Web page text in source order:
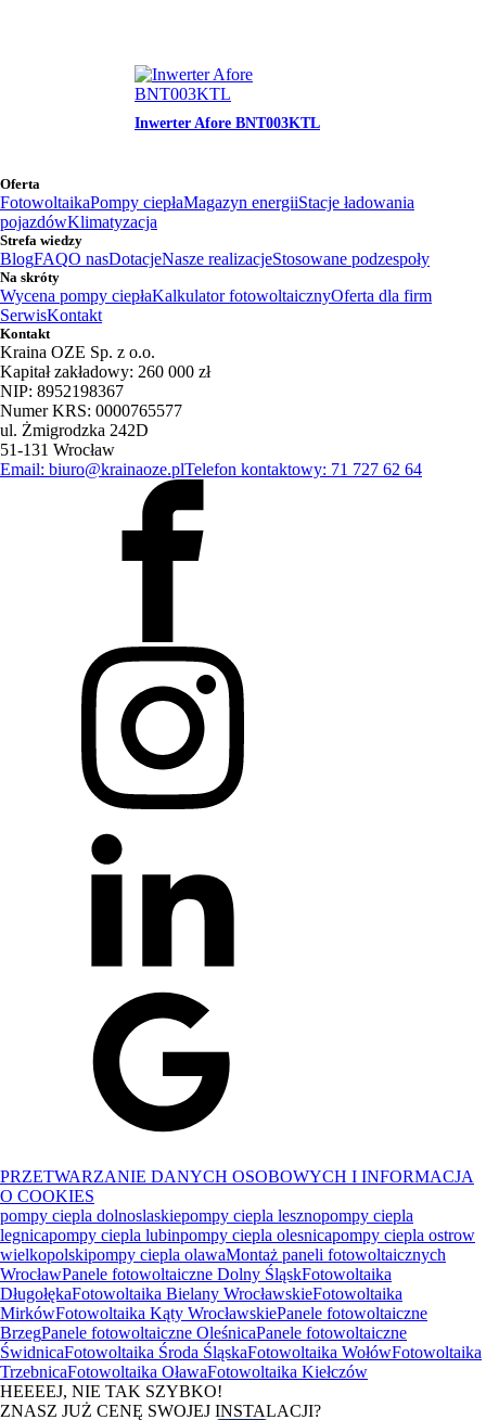
Inwerter Afore BNT003KTL
Oferta
FotowoltaikaPompy ciepłaMagazyn energiiStacje ładowania
pojazdówKlimatyzacja
Strefa wiedzy
BlogFAQO nasDotacjeNasze realizacjeStosowane podzespoły
Na skróty
Wycena pompy ciepłaKalkulator fotowoltaicznyOferta dla firm
SerwisKontakt
Kontakt
Kraina OZE Sp. z o.o.
Kapitał zakładowy: 260 000 zł
NIP: 8952198367
Numer KRS: 0000765577
ul. Żmigrodzka 242D
51-131 Wrocław
Email: biuro@krainaoze.plTelefon kontaktowy: 71 727 62 64
PRZETWARZANIE DANYCH OSOBOWYCH I INFORMACJA
O COOKIES
pompy ciepla dolnoslaskiepompy ciepla lesznopompy ciepla
legnicapompy ciepla lubinpompy ciepla olesnicapompy ciepla ostrow
wielkopolskipompy ciepla olawaMontaż paneli fotowoltaicznych
WrocławPanele fotowoltaiczne Dolny ŚląskFotowoltaika
DługołękaFotowoltaika Bielany WrocławskieFotowoltaika
MirkówFotowoltaika Kąty WrocławskiePanele fotowoltaiczne
BrzegPanele fotowoltaiczne OleśnicaPanele fotowoltaiczne
ŚwidnicaFotowoltaika Środa ŚląskaFotowoltaika WołówFotowoltaika
TrzebnicaFotowoltaika OławaFotowoltaika Kiełczów
HEEEEJ, NIE TAK SZYBKO!
ZNASZ JUŻ CENĘ SWOJEJ INSTALACJI?